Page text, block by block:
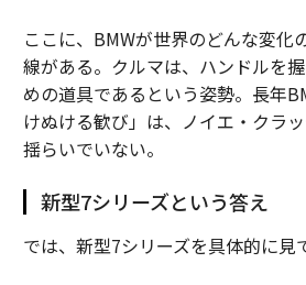
ここに、BMWが世界のどんな変化
線がある。クルマは、ハンドルを
めの道具であるという姿勢。長年
けぬける歓び」は、ノイエ・クラ
揺らいでいない。
新型7シリーズという答え
では、新型7シリーズを具体的に見